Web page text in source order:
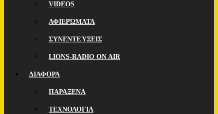
VIDEOS
ΑΦΙΕΡΏΜΑΤΑ
ΣΥΝΕΝΤΕΎΞΕΙΣ
LIONS-RADIO ON AIR
ΔΙΑΦΟΡΑ
ΠΑΡΑΞΕΝΑ
ΤΕΧΝΟΛΟΓΙΑ